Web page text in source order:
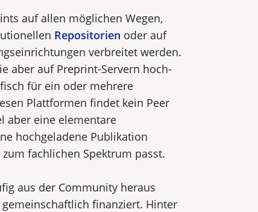
auf allen möglichen Wegen,
Repositorien oder auf
verbreitet werden.
aber auf Preprint-Servern hoch­
für ein oder mehrere
Plattformen findet kein Peer
aber eine elementare
hochgeladene Publikation
fachlichen Spektrum passt.
aus der Community heraus
finanziert. Hinter